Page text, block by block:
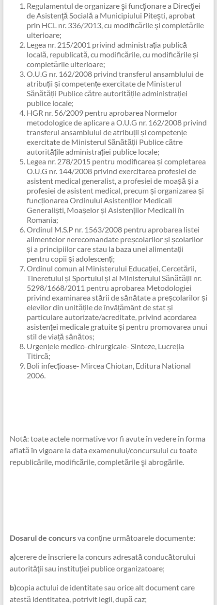
Regulamentul de organizare şi funcţionare a Direcţiei
de Asistenţă Socială a Municipiului Piteşti, aprobat
prin HCL nr. 336/2013, cu modificările şi completările
ulterioare;
Legea nr. 215/2001 privind administrația publică
locală, republicată, cu modificările, cu modificările și
completările ulterioare;
O.U.G nr. 162/2008 privind transferul ansamblului de
atribuții și competențe exercitate de Ministerul
Sănătății Publice către autoritățile administrației
publice locale;
HGR nr. 56/2009 pentru aprobarea Normelor
metodologice de aplicare a O.U.G nr. 162/2008 privind
transferul ansamblului de atribuții și competențe
exercitate de Ministerul Sănătății Publice către
autoritățile administrației publice locale;
Legea nr. 278/2015 pentru modificarea și completarea
O.U.G nr. 144/2008 privind exercitarea profesiei de
asistent medical generalist, a profesiei de moașă și a
profesiei de asistent medical, precum și organizarea și
funcționarea Ordinului Asistenților Medicali
Generaliști, Moașelor și Asistenților Medicali în
Romania;
Ordinul M.S.P nr. 1563/2008 pentru aprobarea listei
alimentelor nerecomandate preșcolarilor și școlarilor
și a principiilor care stau la baza unei alimentații
pentru copii și adolescenți;
Ordinul comun al Ministerului Educației, Cercetării,
Tineretului și Sportului și al Ministerului Sănătății nr.
5298/1668/2011 pentru aprobarea Metodologiei
privind examinarea stării de sănătate a preșcolarilor și
elevilor din unitățile de învâțământ de stat și
particulare autorizate/acreditate, privind acordarea
asistenței medicale gratuite și pentru promovarea unui
stil de viață sănătos;
Urgențele medico-chirurgicale- Sinteze, Lucreția
Titircă;
Boli infecțioase- Mircea Chiotan, Editura National
2006.
Notă: toate actele normative vor fi avute în vedere în forma
aflată în vigoare la data examenului/concursului cu toate
republicările, modificările, completările şi abrogările.
Dosarul de concursva conține următoarele documente:
a)cerere de înscriere la concurs adresată conducătorului
autorităţii sau instituţiei publice organizatoare;
b)copia actului de identitate sau orice alt document care
atestă identitatea, potrivit legii, după caz;